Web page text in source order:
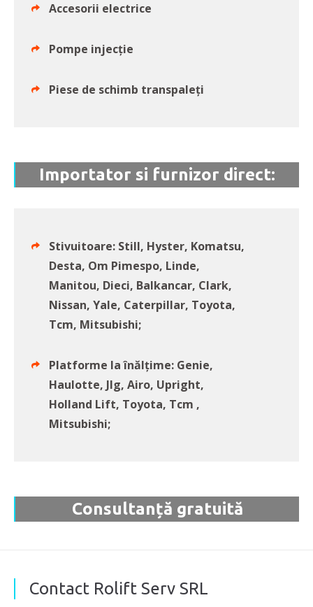
Accesorii electrice
Pompe injecție
Piese de schimb transpaleți
Importator si furnizor direct:
Stivuitoare: Still, Hyster, Komatsu,
Desta, Om Pimespo, Linde,
Manitou, Dieci, Balkancar, Clark,
Nissan, Yale, Caterpillar, Toyota,
Tcm, Mitsubishi;
Platforme la înălțime: Genie,
Haulotte, Jlg, Airo, Upright,
Holland Lift, Toyota, Tcm ,
Mitsubishi;
Consultanță gratuită
Contact Rolift Serv SRL